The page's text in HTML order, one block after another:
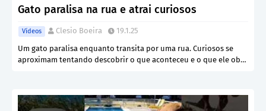
Gato paralisa na rua e atrai curiosos
Vídeos Clesio Boeira
19.1.25
Um gato paralisa enquanto transita por uma rua. Curiosos se
aproximam tentando descobrir o que aconteceu e o que ele ob…